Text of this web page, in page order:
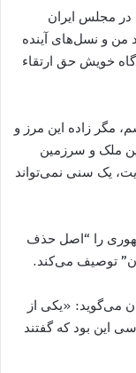
در مجلس ایران
من و نسل‌های آینده
خویش حق ارتقاء
مگر زاده این مرز و
ملک و سرزمین
یک سنی نمی​‌تواند
را “اصل حذف
توصیف می‌کند.
می‌گوید: «یکی از
این بود که گفتند